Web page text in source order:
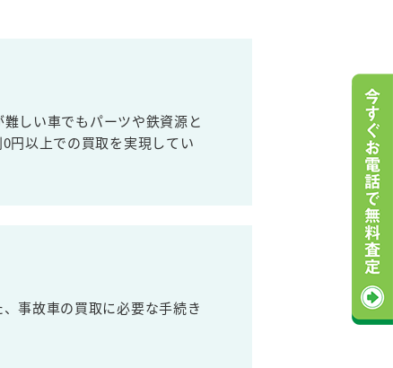
しい車でもパーツや鉄資源と
円以上での買取を実現してい
事故車の買取に必要な手続き